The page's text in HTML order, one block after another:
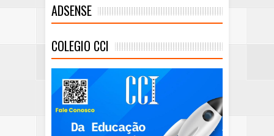
ADSENSE
COLEGIO CCI